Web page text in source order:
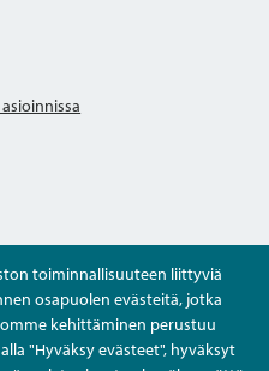
toiminnallisuuteen liittyviä
osapuolen evästeitä, jotka
kehittäminen perustuu
"Hyväksy evästeet", hyväksyt